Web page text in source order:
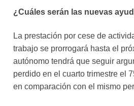
¿Cuáles serán las nuevas
La prestación por cese de
trabajo se prorrogará hasta el
autónomo tendrá que seguir
perdido en el cuarto trimestre el
en comparación con el mismo